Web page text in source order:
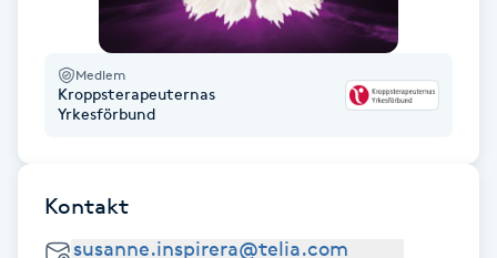
Fransk manikyr
Fransrengöring
Friskvård
Medlem
Kroppsterapeuternas
Yrkesförbund
Kontakt